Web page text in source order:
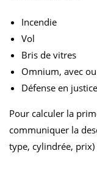
Incendie
Vol
Bris de vitres
Omnium, avec
Défense en
Pour calculer la
communiquer la
type, cylindrée, prix)